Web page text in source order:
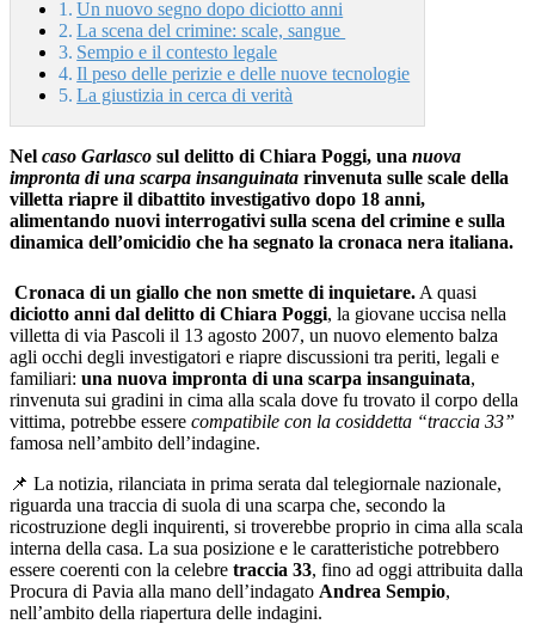
Un nuovo segno dopo diciotto anni
La scena del crimine: scale, sangue
Sempio e il contesto legale
Il peso delle perizie e delle nuove tecnologie
La giustizia in cerca di verità
Nel caso Garlasco sul delitto di Chiara Poggi, una nuova
impronta di una scarpa insanguinata rinvenuta sulle scale della
villetta riapre il dibattito investigativo dopo 18 anni,
alimentando nuovi interrogativi sulla scena del crimine e sulla
dinamica dell’omicidio che ha segnato la cronaca nera italiana.
Cronaca di un giallo che non smette di inquietare. A quasi
diciotto anni dal delitto di Chiara Poggi, la giovane uccisa nella
villetta di via Pascoli il 13 agosto 2007, un nuovo elemento balza
agli occhi degli investigatori e riapre discussioni tra periti, legali e
familiari: una nuova impronta di una scarpa insanguinata,
rinvenuta sui gradini in cima alla scala dove fu trovato il corpo della
vittima, potrebbe essere compatibile con la cosiddetta “traccia 33”
famosa nell’ambito dell’indagine.
📌 La notizia, rilanciata in prima serata dal telegiornale nazionale,
riguarda una traccia di suola di una scarpa che, secondo la
ricostruzione degli inquirenti, si troverebbe proprio in cima alla scala
interna della casa. La sua posizione e le caratteristiche potrebbero
essere coerenti con la celebre traccia 33, fino ad oggi attribuita dalla
Procura di Pavia alla mano dell’indagato Andrea Sempio,
nell’ambito della riapertura delle indagini.